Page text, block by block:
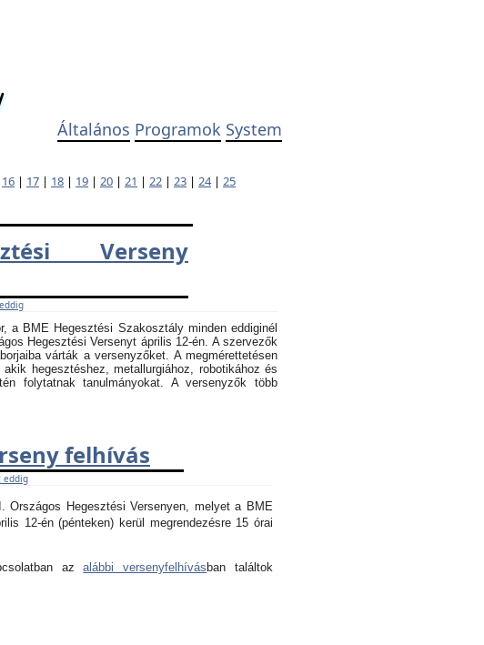
Általános Programok System
16 | 17 | 18 | 19 | 20 | 21 | 22 | 23 | 24| 25
Verseny
a BME Hegesztési Szakosztály minden eddiginél
Hegesztési Versenyt április 12-én. A szervezők
várták a versenyzőket. A megmérettetésen
hegesztéshez, metallurgiához, robotikához és
folytatnak tanulmányokat. A versenyzők több
felhívás
eddig
Hegesztési Versenyen, melyet a BME
12-én (pénteken) kerül megrendezésre 15 órai
azalábbi versenyfelhívás ban találtok